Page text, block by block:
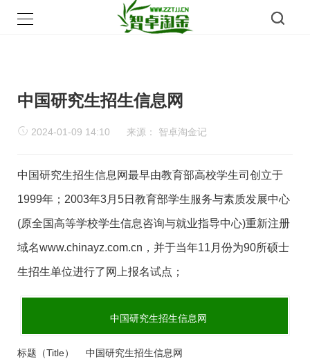
中国研究生招生信息网
2024-01-09 14:10 来源： 智卓淘金记
中国研究生招生信息网最早由教育部高校学生司创立于
1999年；2003年3月5日教育部学生服务与素质发展中心
(原全国高等学校学生信息咨询与就业指导中心)重新注册
域名www.chinayz.com.cn，并于当年11月份为90所硕士
生招生单位进行了网上报名试点；
中国研究生招生信息网
标题（Title）
中国研究生招生信息网